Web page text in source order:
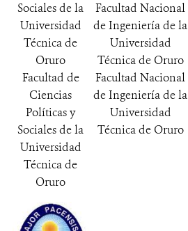
Sociales de la
Universidad
Técnica de
Oruro
Facultad de
Ciencias
Políticas y
Sociales de la
Universidad
Técnica de
Oruro
Facultad Nacional
de Ingeniería de la
Universidad
Técnica de Oruro
Facultad Nacional
de Ingeniería de la
Universidad
Técnica de Oruro